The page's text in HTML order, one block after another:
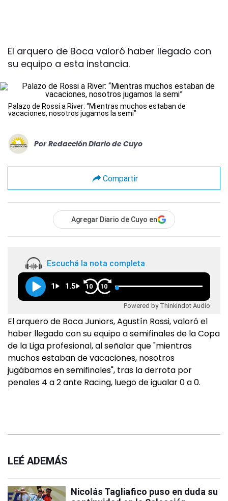
El arquero de Boca valoró haber llegado con
su equipo a esta instancia.
Palazo de Rossi a River: “Mientras muchos estaban de
vacaciones, nosotros jugamos la semi”
Por Redacción Diario de Cuyo
Compartir
Agregar Diario de Cuyo en
Escuchá la nota completa
1 1.5 10 10
Powered by Thinkindot Audio
El arquero de Boca Juniors, Agustín Rossi, valoró el
haber llegado con su equipo a semifinales de la Copa
de la Liga profesional, al señalar que "mientras
muchos estaban de vacaciones, nosotros
jugábamos en semifinales", tras la derrota por
penales 4 a 2 ante Racing, luego de igualar 0 a 0.
LEÉ ADEMÁS
Nicolás Tagliafico puso en duda su